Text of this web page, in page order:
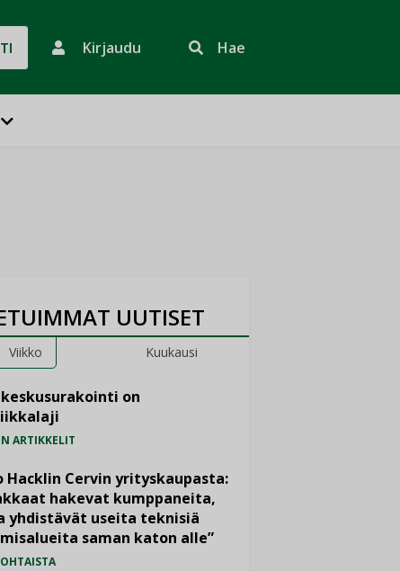
Kirjaudu Hae
UUTISET
Viikko Kuukausi
on
ARTIKKELIT
Hacklin Cervin yrityskaupasta:
hakevat kumppaneita,
yhdistävät useita teknisiä
saman katon alle”